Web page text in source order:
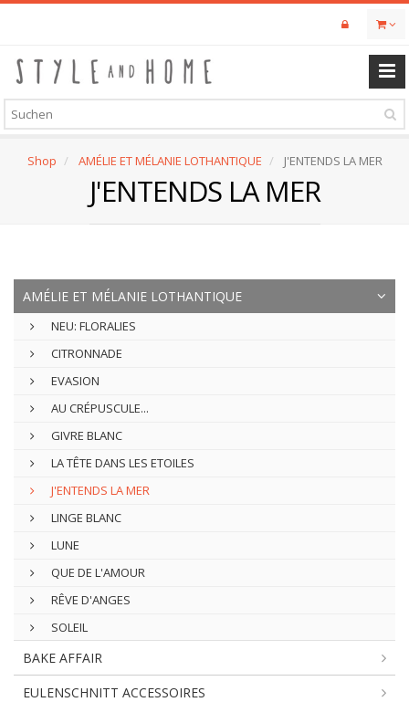
Skip
content
Shop AMÉLIE ET MÉLANIE LOTHANTIQUE J'ENTENDS LA MER
J'ENTENDS LA MER
AMÉLIE ET MÉLANIE LOTHANTIQUE
NEU: FLORALIES
CITRONNADE
EVASION
AU CRÉPUSCULE...
GIVRE BLANC
LA TÊTE DANS LES ETOILES
J'ENTENDS LA MER
LINGE BLANC
LUNE
QUE DE L'AMOUR
RÊVE D'ANGES
SOLEIL
BAKE AFFAIR
EULENSCHNITT ACCESSOIRES